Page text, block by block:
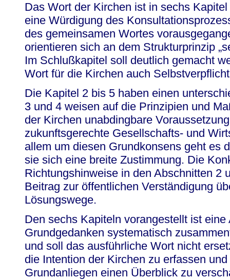
Das Wort der Kirchen ist in sechs
eine Würdigung des
des gemeinsamen Wortes
orientieren sich an dem Strukturprinzip
Im Schlußkapitel soll deutlich gemacht
Wort für die Kirchen auch
Die Kapitel 2 bis 5 haben einen
3 und 4 weisen auf die Prinzipien und
der Kirchen unabdingbare
zukunftsgerechte Gesellschafts- und
allem um diesen Grundkonsens geht es
sie sich eine breite Zustimmung. Die
Richtungshinweise in den Abschnitten 2
Beitrag zur öffentlichen Verständigung
Lösungswege.
Den sechs Kapiteln vorangestellt ist
Grundgedanken systematisch
und soll das ausführliche Wort nicht
die Intention der Kirchen zu erfassen
Grundanliegen einen Überblick zu